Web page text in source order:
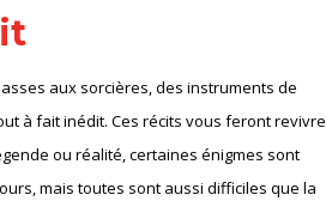
aux sorcières, des instruments de
à fait inédit. Ces récits vous feront revivre
ou réalité, certaines énigmes sont
mais toutes sont aussi difficiles que la